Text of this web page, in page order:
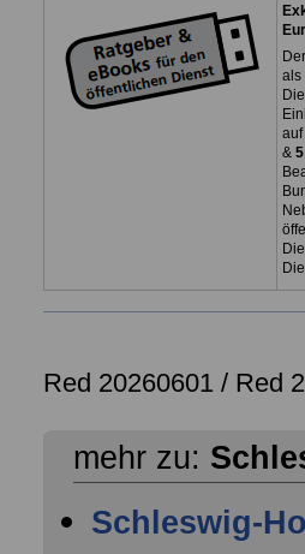
als
&
Red 20260601 / Red
mehr zu:
Schleswig-